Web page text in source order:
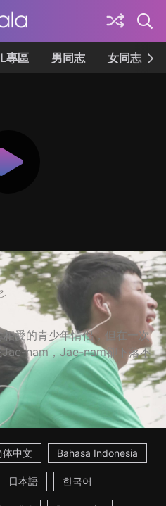
專區 男同志 女同志
愛的青少年情侶，但在一次
nam，Jae-nam卻下落不
体中文 Bahasa Indonesia
日本語 한국어